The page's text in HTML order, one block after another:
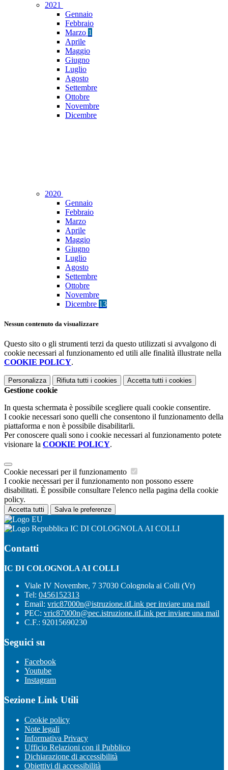
2021
Gennaio
Febbraio
Marzo 1
Aprile
Maggio
Giugno
Luglio
Agosto
Settembre
Ottobre
Novembre
Dicembre
2020
Gennaio
Febbraio
Marzo
Aprile
Maggio
Giugno
Luglio
Agosto
Settembre
Ottobre
Novembre
Dicembre 13
Nessun contenuto da visualizzare
Questo sito o gli strumenti terzi da questo utilizzati si avvalgono di
cookie necessari al funzionamento ed utili alle finalità illustrate nella
COOKIE POLICY.
Personalizza Rifiuta tutti i cookies Accetta tutti i cookies
Gestione cookie
In questa schermata è possibile scegliere quali cookie consentire.
I cookie necessari sono quelli che consentono il funzionamento della
piattaforma e non è possibile disabilitarli.
Per conoscere quali sono i cookie necessari al funzionamento potete
visionare la COOKIE POLICY.
Cookie necessari per il funzionamento
I cookie necessari per il funzionamento non possono essere
disabilitati. È possibile consultare l'elenco nella pagina della cookie
policy.
Accetta tutti Salva le preferenze
IC DI COLOGNOLA AI COLLI
Contatti
IC DI COLOGNOLA AI COLLI
Viale IV Novembre, 7 37030 Colognola ai Colli (Vr)
Tel: 0456152313
Email: vric87000n@istruzione.itLink per inviare una mail
PEC: vric87000n@pec.istruzione.itLink per inviare una mail
C.F.: 92015690230
Seguici su
Facebook
Youtube
Instagram
Sezione Link Utili
Cookie policy
Note legali
Informativa Privacy
Ufficio Relazioni con il Pubblico
Dichiarazione di accessibilità
Obiettivi di accessibilità